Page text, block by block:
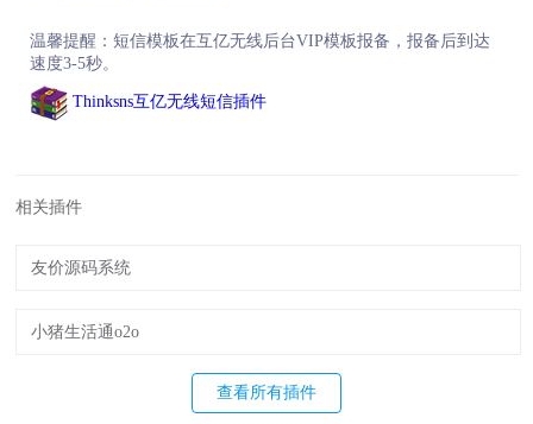
温馨提醒：短信模板在互亿无线后台VIP模板报备，报备后到达
速度3-5秒。
Thinksns互亿无线短信插件
相关插件
友价源码系统
小猪生活通o2o
查看所有插件